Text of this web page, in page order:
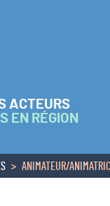
ACTEURS
EN RÉGION
ANIMATEUR/